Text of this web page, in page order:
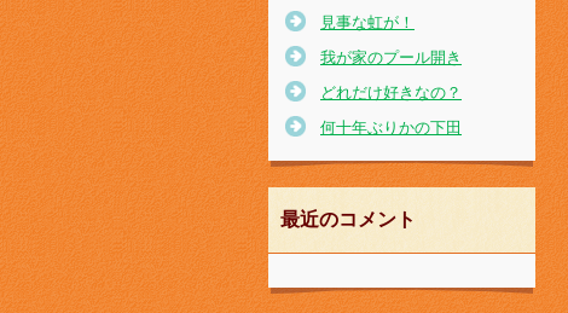
見事な虹が！
我が家のプール開き
どれだけ好きなの？
何十年ぶりかの下田
最近のコメント